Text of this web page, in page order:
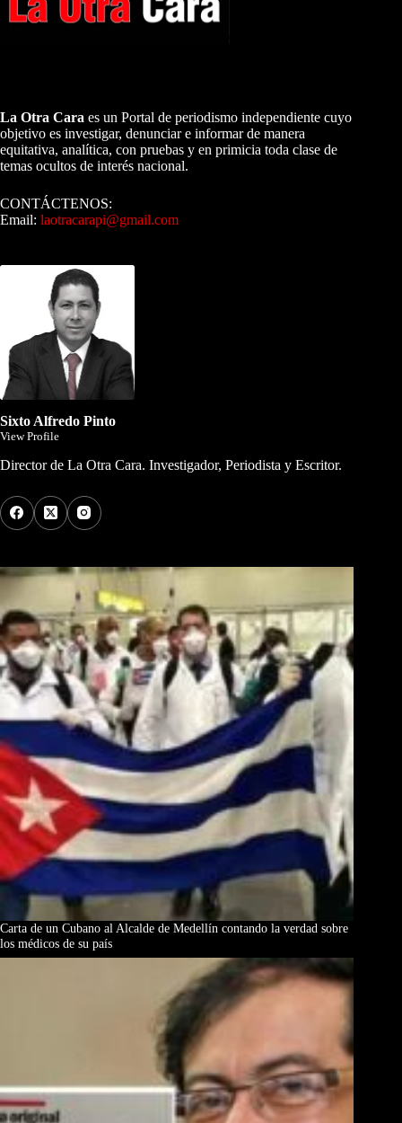
La Otra Cara es un Portal de periodismo independiente cuyo
objetivo es investigar, denunciar e informar de manera
equitativa, analítica, con pruebas y en primicia toda clase de
temas ocultos de interés nacional.
CONTÁCTENOS:
Email: laotracarapi@gmail.com
Sixto Alfredo Pinto
View Profile
Director de La Otra Cara. Investigador, Periodista y Escritor.
Carta de un Cubano al Alcalde de Medellín contando la verdad sobre
los médicos de su país